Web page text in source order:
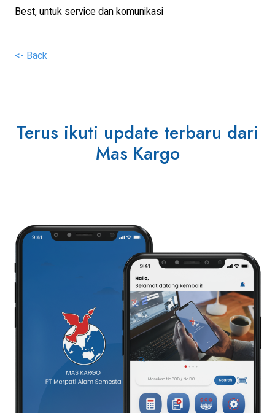
Best, untuk service dan komunikasi
<- Back
Terus ikuti update terbaru dari
Mas Kargo